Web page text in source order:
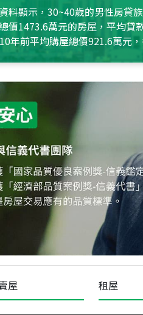
料顯示，30~40歲的男性房貸
價1473.6萬元的房屋，平均貸
年前平均購屋總價921.6萬元
額也多
屋 租屋